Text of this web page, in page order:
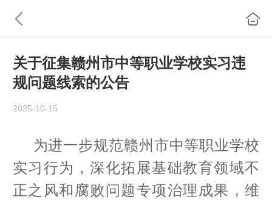
关于征集赣州市中等职业学校实习违
规问题线索的公告
2025-10-15
为进一步规范赣州市中等职业学校
实习行为，深化拓展基础教育领域不
正之风和腐败问题专项治理成果，维